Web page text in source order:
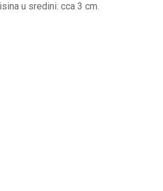
u sredini: cca 3 cm.